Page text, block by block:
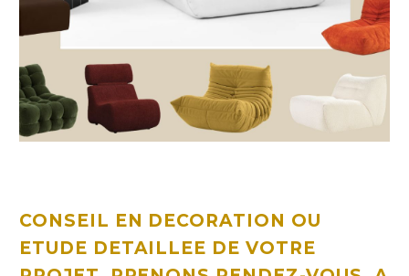
CONSEIL EN DECORATION OU
ETUDE DETAILLEE DE VOTRE